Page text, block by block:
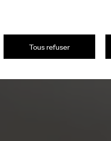
Tous refuser